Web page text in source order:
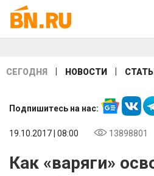
СЕГОДНЯ НОВОСТИ
Подпишитесь на нас:
19.10.2017 | 08:00 13898801
Как «варяги»